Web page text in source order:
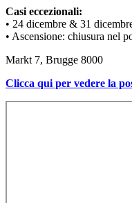
Casi eccezionali:
• 24 dicembre & 31
• Ascensione: chiusura nel
Markt 7, Brugge 8000
Clicca qui per vedere la